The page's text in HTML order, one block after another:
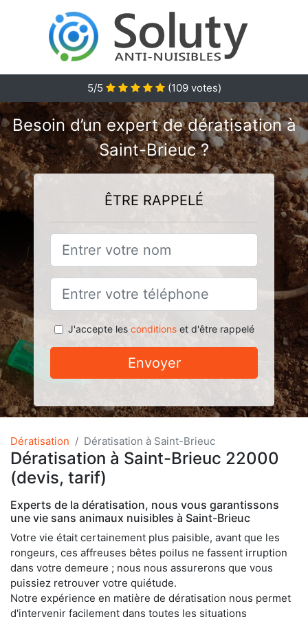
5/5 (109votes)
Besoin d’un expert de dératisation à
Saint-Brieuc ?
ÊTRE RAPPELÉ
J'accepte les conditionset d'être rappelé
Envoyer
Dératisation Dératisation à Saint-Brieuc
Dératisation à Saint-Brieuc 22000
(devis, tarif)
Experts de la dératisation, nous vous garantissons
une vie sans animaux nuisibles à Saint-Brieuc
Votre vie était certainement plus paisible, avant que les
rongeurs, ces affreuses bêtes poilus ne fassent irruption
dans votre demeure ; nous nous assurerons que vous
puissiez retrouver votre quiétude.
Notre expérience en matière de dératisation nous permet
d'intervenir facilement dans toutes les situations